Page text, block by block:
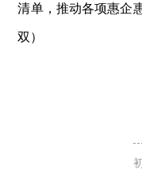
清单，推动各项惠企
双）